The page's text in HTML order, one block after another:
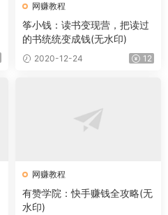
网赚教程
筝小钱：读书变现营，把读过
的书统统变成钱(无水印)
2020-12-24 12
网赚教程
有赞学院：快手赚钱全攻略(无
水印)